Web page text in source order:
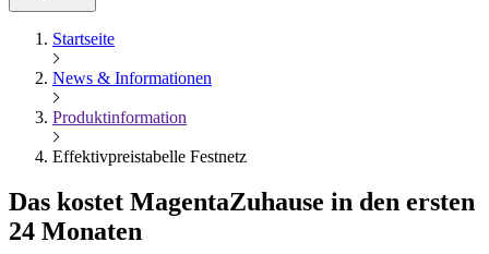
Startseite
News & Informationen
Produktinformation
Effektivpreistabelle Festnetz
Das kostet MagentaZuhause in den ersten
24 Monaten